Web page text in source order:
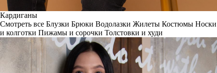
Кардиганы
Смотреть все Блузки Брюки Водолазки Жилеты Костюмы Носки
и колготки Пижамы и сорочки Толстовки и худи